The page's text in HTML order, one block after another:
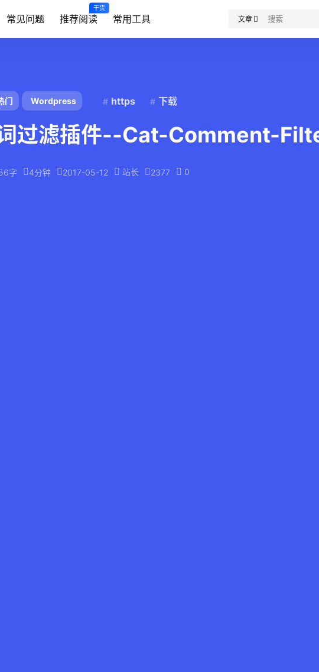
常见问题 推荐阅读
干货
常用工具 文章
门 Wordpress https 下载
过滤插件--Cat-Comment-
字 4分钟 2017-05-12 站长 2377 0